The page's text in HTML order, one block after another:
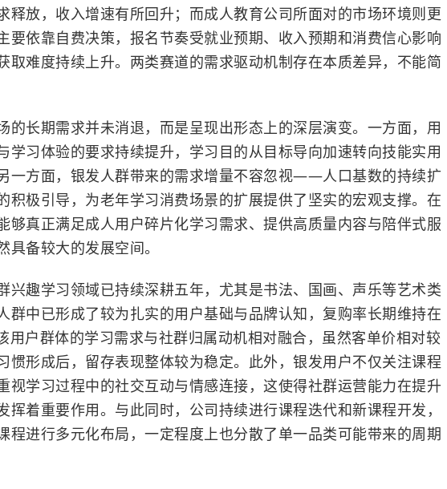
释放，收入增速有所回升；而成人教育公司所面对的市场环境则更
要依靠自费决策，报名节奏受就业预期、收入预期和消费信心影响
取难度持续上升。两类赛道的需求驱动机制存在本质差异，不能简
的长期需求并未消退，而是呈现出形态上的深层演变。一方面，用
学习体验的要求持续提升，学习目的从目标导向加速转向技能实用
一方面，银发人群带来的需求增量不容忽视——人口基数的持续扩
积极引导，为老年学习消费场景的扩展提供了坚实的宏观支撑。在
够真正满足成人用户碎片化学习需求、提供高质量内容与陪伴式服
具备较大的发展空间。
兴趣学习领域已持续深耕五年，尤其是书法、国画、声乐等艺术类
群中已形成了较为扎实的用户基础与品牌认知，复购率长期维持在
用户群体的学习需求与社群归属动机相对融合，虽然客单价相对较
惯形成后，留存表现整体较为稳定。此外，银发用户不仅关注课程
视学习过程中的社交互动与情感连接，这使得社群运营能力在提升
挥着重要作用。与此同时，公司持续进行课程迭代和新课程开发，
程进行多元化布局，一定程度上也分散了单一品类可能带来的周期